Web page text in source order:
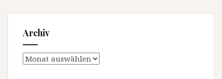
Archiv
Archiv